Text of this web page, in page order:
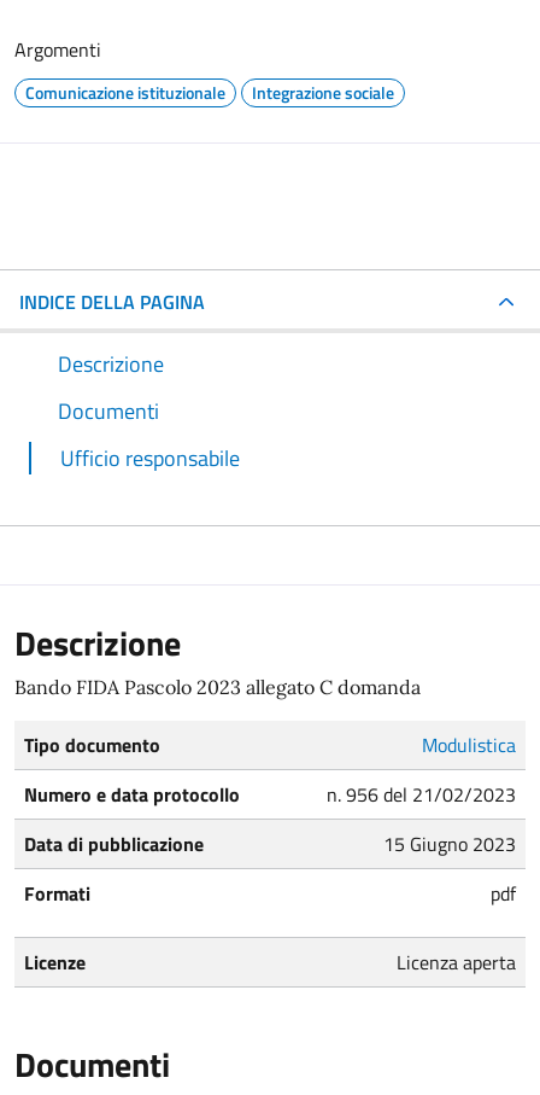
Argomenti
Comunicazione istituzionale Integrazione sociale
INDICE DELLA PAGINA
Descrizione
Documenti
Ufficio responsabile
Descrizione
Bando FIDA Pascolo 2023 allegato C domanda
Tipo documento
Modulistica
Numero e data protocollo
n. 956 del 21/02/2023
Data di pubblicazione
15 Giugno 2023
Formati
pdf
Licenze Licenza aperta
Documenti